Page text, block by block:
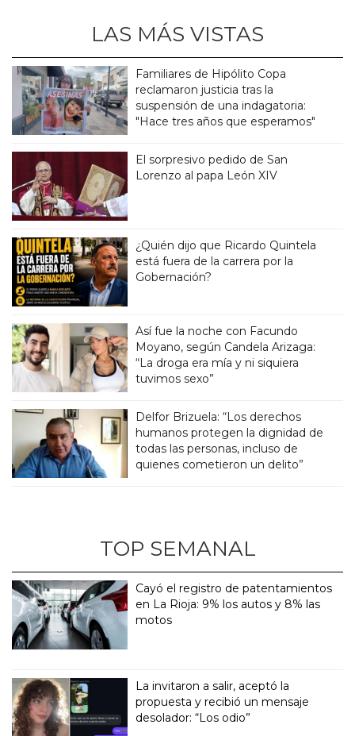
LAS MÁS VISTAS
Familiares de Hipólito Copa
reclamaron justicia tras la
suspensión de una indagatoria:
"Hace tres años que esperamos"
El sorpresivo pedido de San
Lorenzo al papa León XIV
¿Quién dijo que Ricardo Quintela
está fuera de la carrera por la
Gobernación?
Así fue la noche con Facundo
Moyano, según Candela Arizaga:
“La droga era mía y ni siquiera
tuvimos sexo”
Delfor Brizuela: “Los derechos
humanos protegen la dignidad de
todas las personas, incluso de
quienes cometieron un delito”
TOP SEMANAL
Cayó el registro de patentamientos
en La Rioja: 9% los autos y 8% las
motos
La invitaron a salir, aceptó la
propuesta y recibió un mensaje
desolador: “Los odio”